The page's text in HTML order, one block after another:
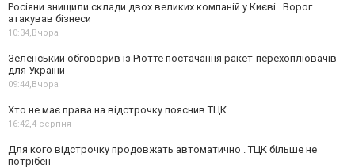
Росіяни знищили склади двох великих компаній у Києві . Ворог
атакував бізнеси
10:34,Вчора
Зеленський обговорив із Рютте постачання ракет-перехоплювачів
для України
09:44,Вчора
Хто не має права на відстрочку пояснив ТЦК
16:42,4 серпня
Для кого відстрочку продовжать автоматично . ТЦК більше не
потрібен